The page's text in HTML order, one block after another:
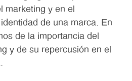
marketing y en el
de una marca. En
de la importancia del
y de su repercusión en el